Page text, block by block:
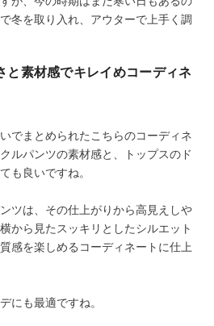
冬を取り入れ、アウターで上手く調
と素材感でキレイめコーディネ
でまとめられたこちらのコーディネ
ルパンツの素材感と、トップスのド
も良いですね。
ツは、その仕上がりから高見えしや
から見たスッキリとしたシルエット
感を楽しめるコーディネートに仕上
にも最適ですね。